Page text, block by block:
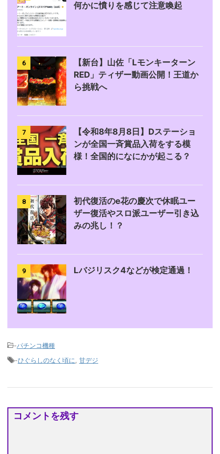
何かに憤りを感じて注意喚起
6
【新台】山佐「Lモンキーターン
RED」ティザー動画公開！王道か
ら挑戦へ
7
【令和8年8月8日】Dステーショ
ンが全国一斉賞品入荷をする模
様！全国的になにかが起こる？
8
初代復活のe花の慶次で休眠ユー
ザー復活やスロ派ユーザー引き込
みの兆し！？
9 Lバジリスク4などが検定通過！
-パチンコ機種
-ひぐらしのなく頃に 甘デジ
コメントを残す